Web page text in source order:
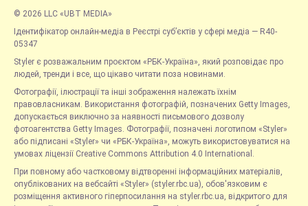
© 2026 LLC «UBT MEDIA»
Ідентифікатор онлайн-медіа в Реєстрі суб’єктів у сфері медіа — R40-
05347
Styler є розважальним проєктом «РБК-Україна», який розповідає про
людей, тренди і все, що цікаво читати поза новинами.
Фотографії, ілюстрації та інші зображення належать їхнім
правовласникам. Використання фотографій, позначених Getty Images,
допускається виключно за наявності письмового дозволу
фотоагентства Getty Images. Фотографії, позначені логотипом «Styler»
або підписані «Styler» чи «РБК-Україна», можуть використовуватися на
умовах ліцензії Creative Commons Attribution 4.0 International.
При повному або частковому відтворенні інформаційних матеріалів,
опублікованих на вебсайті «Styler» (styler.rbc.ua), обов'язковим є
розміщення активного гіперпосилання на styler.rbc.ua, відкритого для